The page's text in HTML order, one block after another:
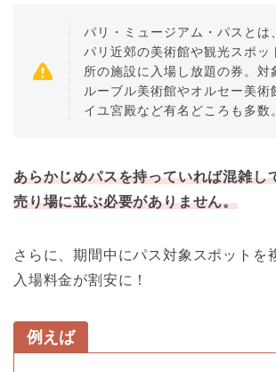
パリ・ミュージアム・パスとは
パリ近郊の美術館や観光スポッ
所の施設に入場し放題の券。対
ルーブル美術館やオルセー美術
イユ宮殿など有名どころも多数。
あらかじめパスを持っていれば混雑し
売り場に並ぶ必要がありません。
さらに、期間中にパス対象スポットを
入場料金が割安に！
例えば